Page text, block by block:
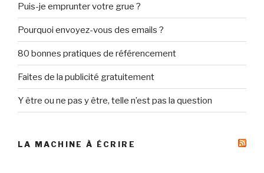
Puis-je emprunter votre grue ?
Pourquoi envoyez-vous des emails ?
80 bonnes pratiques de référencement
Faites de la publicité gratuitement
Y être ou ne pas y être, telle n’est pas la question
LA MACHINE À ÉCRIRE